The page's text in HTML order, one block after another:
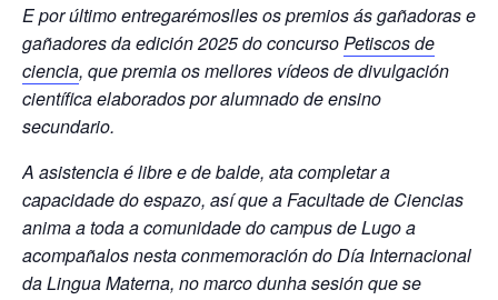
E por último entregarémoslles os premios ás gañadoras e
gañadores da edición 2025 do concursoPetiscos de
ciencia, que premia os mellores vídeos de divulgación
científica elaborados por alumnado de ensino
secundario.
A asistencia é libre e de balde, ata completar a
capacidade do espazo, así que a Facultade de Ciencias
anima a toda a comunidade do campus de Lugo a
acompañalos nesta conmemoración do Día Internacional
da Lingua Materna, no marco dunha sesión que se